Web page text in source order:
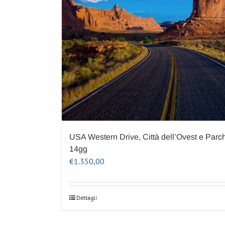
USA Western Drive, Città dell’Ovest e
14gg
€1.350,00
Dettagli